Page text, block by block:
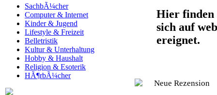
SachbÃ¼cher
Computer & Internet
Kinder & Jugend
Lifestyle & Freizeit
Belletristik
Kultur & Unterhaltung
Hobby & Haushalt
Religion & Esoterik
HÃ¶rbÃ¼cher
Hier finden
sich auf
ereignet.
Neue Rezension